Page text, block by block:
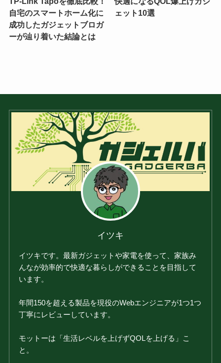
自宅のスマートホーム化に
成功したガジェットブロガ
ーが辿り着いた結論とは
ェット10選
イツキ
イツキです。最新ガジェットや家電を使って、家族み
んなが効率的で快適な暮らしができることを目指して
います。
年間150を超える製品を現役のWebエンジニアが1つ1つ
丁寧にレビューしています。
モットーは「生活レベルを上げずQOLを上げる」こ
と。